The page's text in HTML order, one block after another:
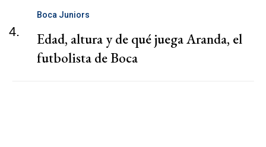
4.
Boca Juniors
Edad, altura y de qué juega Aranda, el
futbolista de Boca